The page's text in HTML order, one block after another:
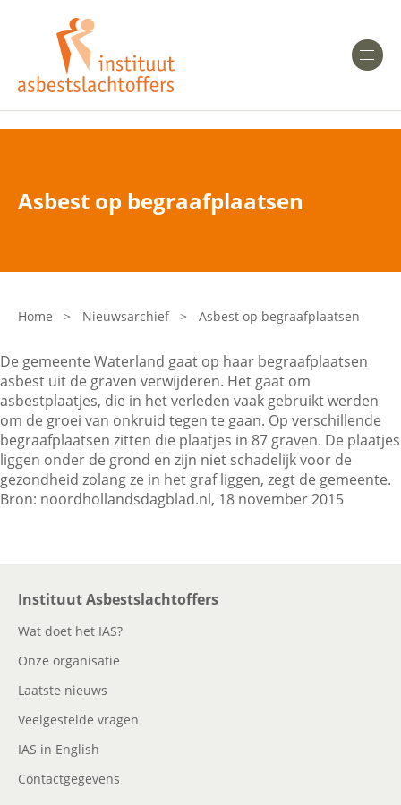
Heeft u Mesothelioom?
Heeft u Asbestose?
Bent u arts?
Asbest en Gezondheid
Laatste nieuws
Veelgestelde vragen
Contactgegevens
Asbest op begraafplaatsen
Home > Nieuwsarchief > Asbest op begraafplaatsen
De gemeente Waterland gaat op haar begraafplaatsen
asbest uit de graven verwijderen. Het gaat om
asbestplaatjes, die in het verleden vaak gebruikt werden
om de groei van onkruid tegen te gaan. Op verschillende
begraafplaatsen zitten die plaatjes in 87 graven. De plaatjes
liggen onder de grond en zijn niet schadelijk voor de
gezondheid zolang ze in het graf liggen, zegt de gemeente.
Bron: noordhollandsdagblad.nl, 18 november 2015
Instituut Asbestslachtoffers
Wat doet het IAS?
Onze organisatie
Laatste nieuws
Veelgestelde vragen
IAS in English
Contactgegevens